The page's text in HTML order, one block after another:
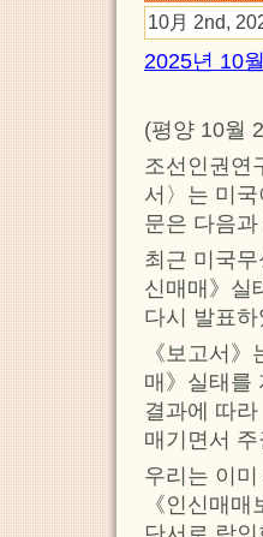
10月 2nd,
2025년 10
(평양 10월
조선인권연
서〉는 미
문은 다음과
최근 미국
신매매》실
다시 발표하
《보고서
매》실태를
결과에 따
매기면서
우리는 이
《인신매